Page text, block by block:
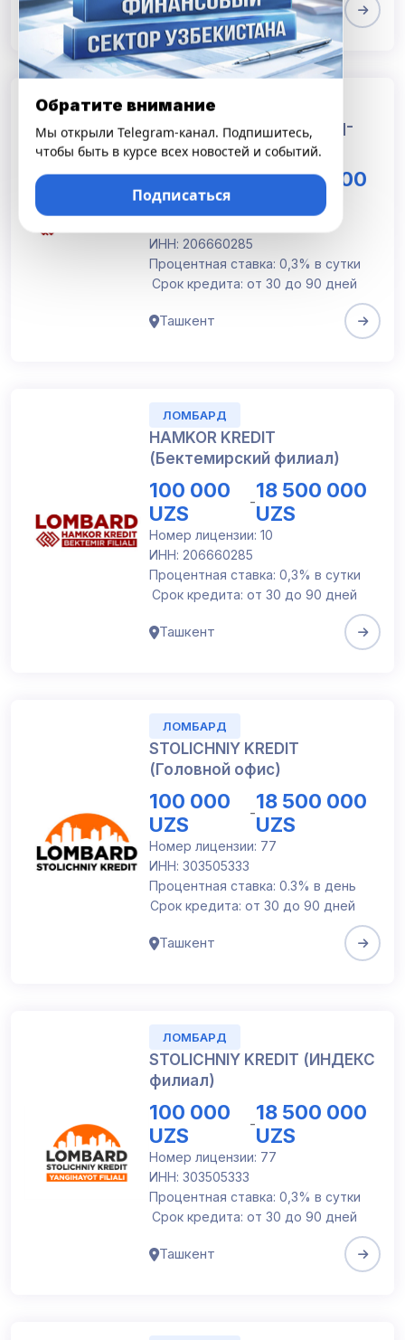
Ташкент
ЛОМБАРД
HAMKOR KREDIT (“Qo’yliq-
ata”)
100 000
UZS
18 500 000
ИНН: 206660285
Процентная ставка: 0,3% в сутки
Срок кредита: от 30 до 90 дней
Ташкент
ЛОМБАРД
HAMKOR KREDIT
(Бектемирский филиал)
100 000
UZS
-18 500 000
UZS
Номер лицензии: 10
ИНН: 206660285
Процентная ставка: 0,3% в сутки
Срок кредита: от 30 до 90 дней
Ташкент
ЛОМБАРД
STOLICHNIY KREDIT
(Головной офис)
100 000
UZS
-18 500 000
UZS
Номер лицензии: 77
ИНН: 303505333
Процентная ставка: 0.3% в день
Срок кредита: от 30 до 90 дней
Ташкент
ЛОМБАРД
STOLICHNIY KREDIT (ИНДЕКС
филиал)
100 000
UZS
-18 500 000
UZS
Номер лицензии: 77
ИНН: 303505333
Процентная ставка: 0,3% в сутки
Срок кредита: от 30 до 90 дней
Ташкент
Обратите внимание
Мы открыли Telegram-канал. Подпишитесь,
чтобы быть в курсе всех новостей и событий.
Подписаться